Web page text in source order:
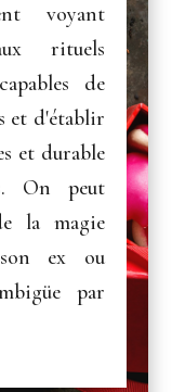
voyant
rituels
de
et d'établir
et durable
On peut
la magie
ex ou
par